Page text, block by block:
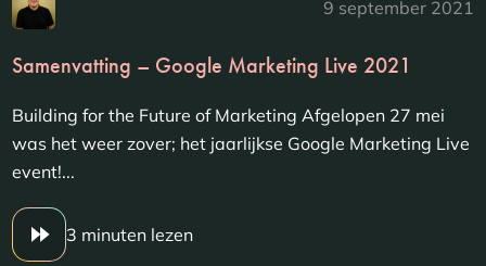
9 september 2021
Samenvatting – Google Marketing Live 2021
Building for the Future of Marketing Afgelopen 27 mei
was het weer zover; het jaarlijkse Google Marketing Live
event!...
3 minuten lezen